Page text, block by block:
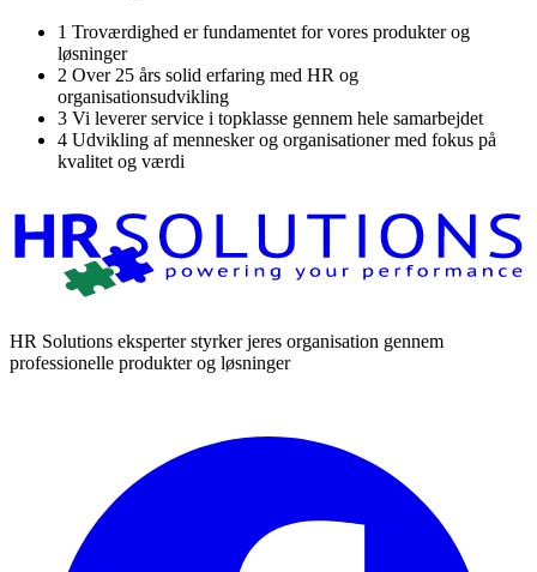
1 Troværdighed er fundamentet for vores produkter og
løsninger
2 Over 25 års solid erfaring med HR og
organisationsudvikling
3 Vi leverer service i topklasse gennem hele samarbejdet
4 Udvikling af mennesker og organisationer med fokus på
kvalitet og værdi
HR Solutions eksperter styrker jeres organisation gennem
professionelle produkter og løsninger